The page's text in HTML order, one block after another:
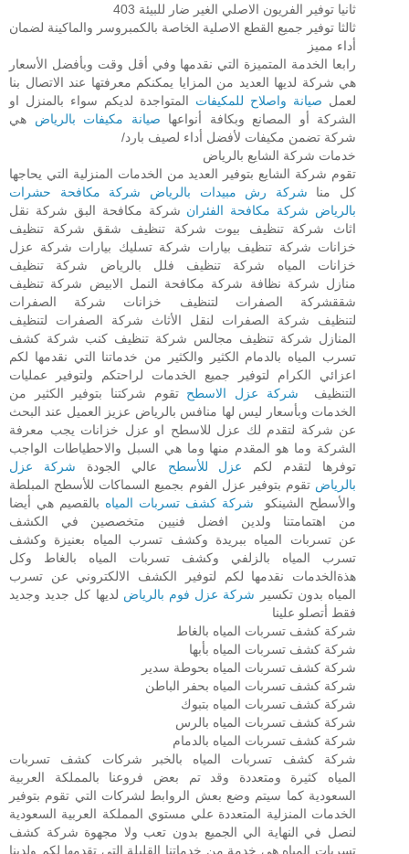
ثانيا توفير الفريون الاصلي الغير ضار للبيئة 403
ثالثا توفير جميع القطع الاصلية الخاصة بالكمبروسر والماكينة لضمان
أداء مميز
رابعا الخدمة المتميزة التي نقدمها وفي أقل وقت وبأفضل الأسعار
هي شركة لديها العديد من المزايا يمكنكم معرفتها عند الاتصال بنا
لعمل صيانة واصلاح للمكيفات المتواجدة لديكم سواء بالمنزل او
الشركة أو المصانع وبكافة أنواعها صيانة مكيفات بالرياض هي
شركة تضمن مكيفات لأفضل أداء لصيف بارد/
خدمات شركة الشايع بالرياض
تقوم شركة الشايع بتوفير العديد من الخدمات المنزلية التي يحاجها
كل منا شركة رش مبيدات بالرياض
شركة مكافحة حشرات
بالرياض شركة مكافحة الفئران شركة مكافحة البق شركة نقل
اثاث شركة تنظيف بيوت شركة تنظيف شقق شركة تنظيف
خزانات شركة تنظيف بيارات شركة تسليك بيارات شركة عزل
خزانات المياه شركة تنظيف فلل بالرياض شركة تنظيف
منازل شركة نظافة شركة مكافحة النمل الابيض شركة تنظيف
شققشركة الصفرات لتنظيف خزانات شركة الصفرات
لتنظيف شركة الصفرات لنقل الأثاث شركة الصفرات لتنظيف
المنازل شركة تنظيف مجالس شركة تنظيف كنب شركة كشف
تسرب المياه بالدمام الكثير والكثير من خدماتنا التي نقدمها لكم
اعزائي الكرام لتوفير جميع الخدمات لراحتكم ولتوفير عمليات
التنظيف شركة عزل الاسطح تقوم شركتنا بتوفير الكثير من
الخدمات وبأسعار ليس لها منافس بالرياض عزيز العميل عند البحث
عن شركة لتقدم لك عزل للاسطح او عزل خزانات يجب معرفة
الشركة وما هو المقدم منها وما هي السبل والاحطياطات الواجب
توفرها لتقدم لكم عزل للأسطح عالي الجودة شركة عزل
بالرياض تقوم بتوفير عزل الفوم بجميع السماكات للأسطح المبلطة
والأسطح الشينكو شركة كشف تسربات المياه بالقصيم هي أيضا
من اهتمامتنا ولدين افضل فنيين متخصصين في الكشف
عن تسربات المياه ببريدة وكشف تسرب المياه بعنيزة وكشف
تسرب المياه بالزلفي وكشف تسربات المياه بالغاط وكل
هذةالخدمات نقدمها لكم لتوفير الكشف الالكتروني عن تسرب
المياه بدون تكسير شركة عزل فوم بالرياض لديها كل جديد وجديد
فقط أتصلو علينا
شركة كشف تسربات المياه بالغاط
شركة كشف تسربات المياه بأبها
شركة كشف تسربات المياه بحوطة سدير
شركة كشف تسربات المياه بحفر الباطن
شركة كشف تسربات المياه بتبوك
شركة كشف تسربات المياه بالرس
شركة كشف تسربات المياه بالدمام
شركة كشف تسربات المياه بالخبر شركات كشف تسربات
المياه كثيرة ومتعددة وقد تم بعض فروعنا بالمملكة العربية
السعودية كما سيتم وضع بعش الروابط لشركات التي تقوم بتوفير
الخدمات المنزلية المتعددة علي مستوي المملكة العربية السعودية
لنصل في النهاية الي الجميع بدون تعب ولا مجهوة شركة كشف
تسربات المياه هي خدمة من خدماتنا القليلة التي تقدمها لكم ولدينا